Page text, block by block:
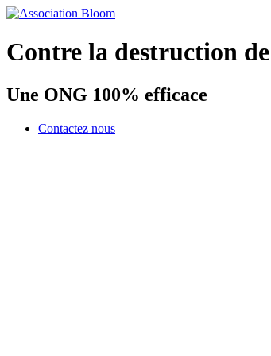
Contre la destruction
Une ONG 100% efficace
Contactez nous